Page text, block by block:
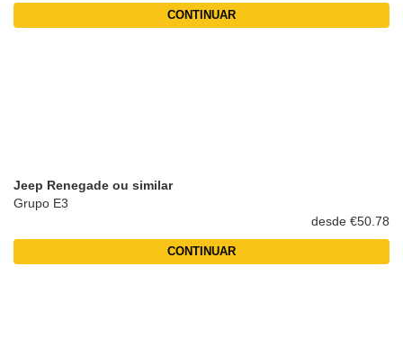
CONTINUAR
Jeep Renegade ou similar
Grupo E3
desde €50.78
CONTINUAR